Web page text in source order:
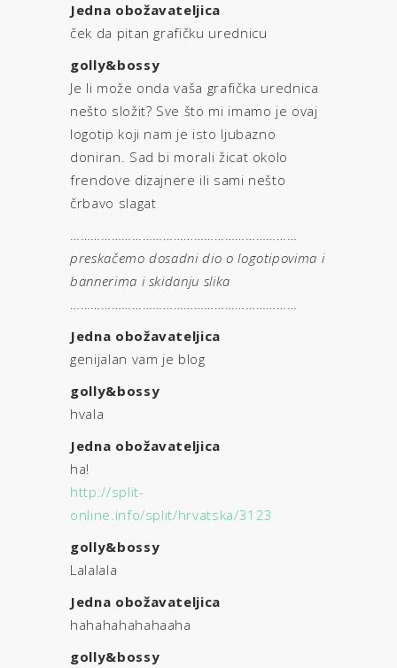
Jedna obožavateljica
ček da pitan grafičku urednicu
golly&bossy
Je li može onda vaša grafička urednica
nešto složit? Sve što mi imamo je ovaj
logotip koji nam je isto ljubazno
doniran. Sad bi morali žicat okolo
frendove dizajnere ili sami nešto
črbavo slagat
…………………………………………………………
preskačemo dosadni dio o logotipovima i
bannerima i skidanju slika
…………………………………………………………
Jedna obožavateljica
genijalan vam je blog
golly&bossy
hvala
Jedna obožavateljica
ha!
http://split-
online.info/split/hrvatska/3123
golly&bossy
Lalalala
Jedna obožavateljica
hahahahahahaaha
golly&bossy